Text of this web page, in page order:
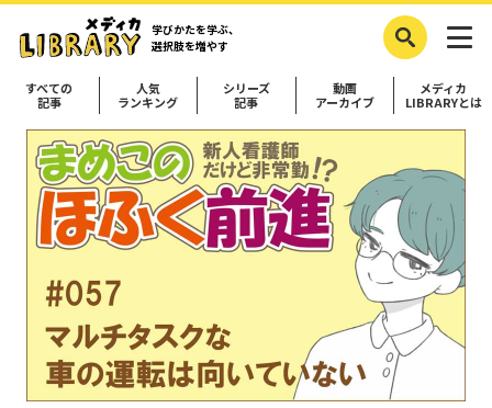
学びかたを学ぶ、
選択肢を増やす
すべての
記事
人気
ランキング
シリーズ
記事
動画
アーカイブ
メディカ
LIBRARYとは